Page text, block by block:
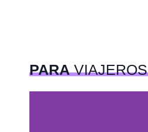
PARAVIAJEROS